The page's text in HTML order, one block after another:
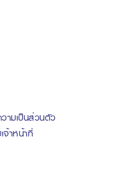
วามเป็นส่วนตัว
จ้าหน้าที่